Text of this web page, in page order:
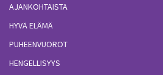
AJANKOHTAISTA
HYVÄ ELÄMÄ
PUHEENVUOROT
HENGELLISYYS